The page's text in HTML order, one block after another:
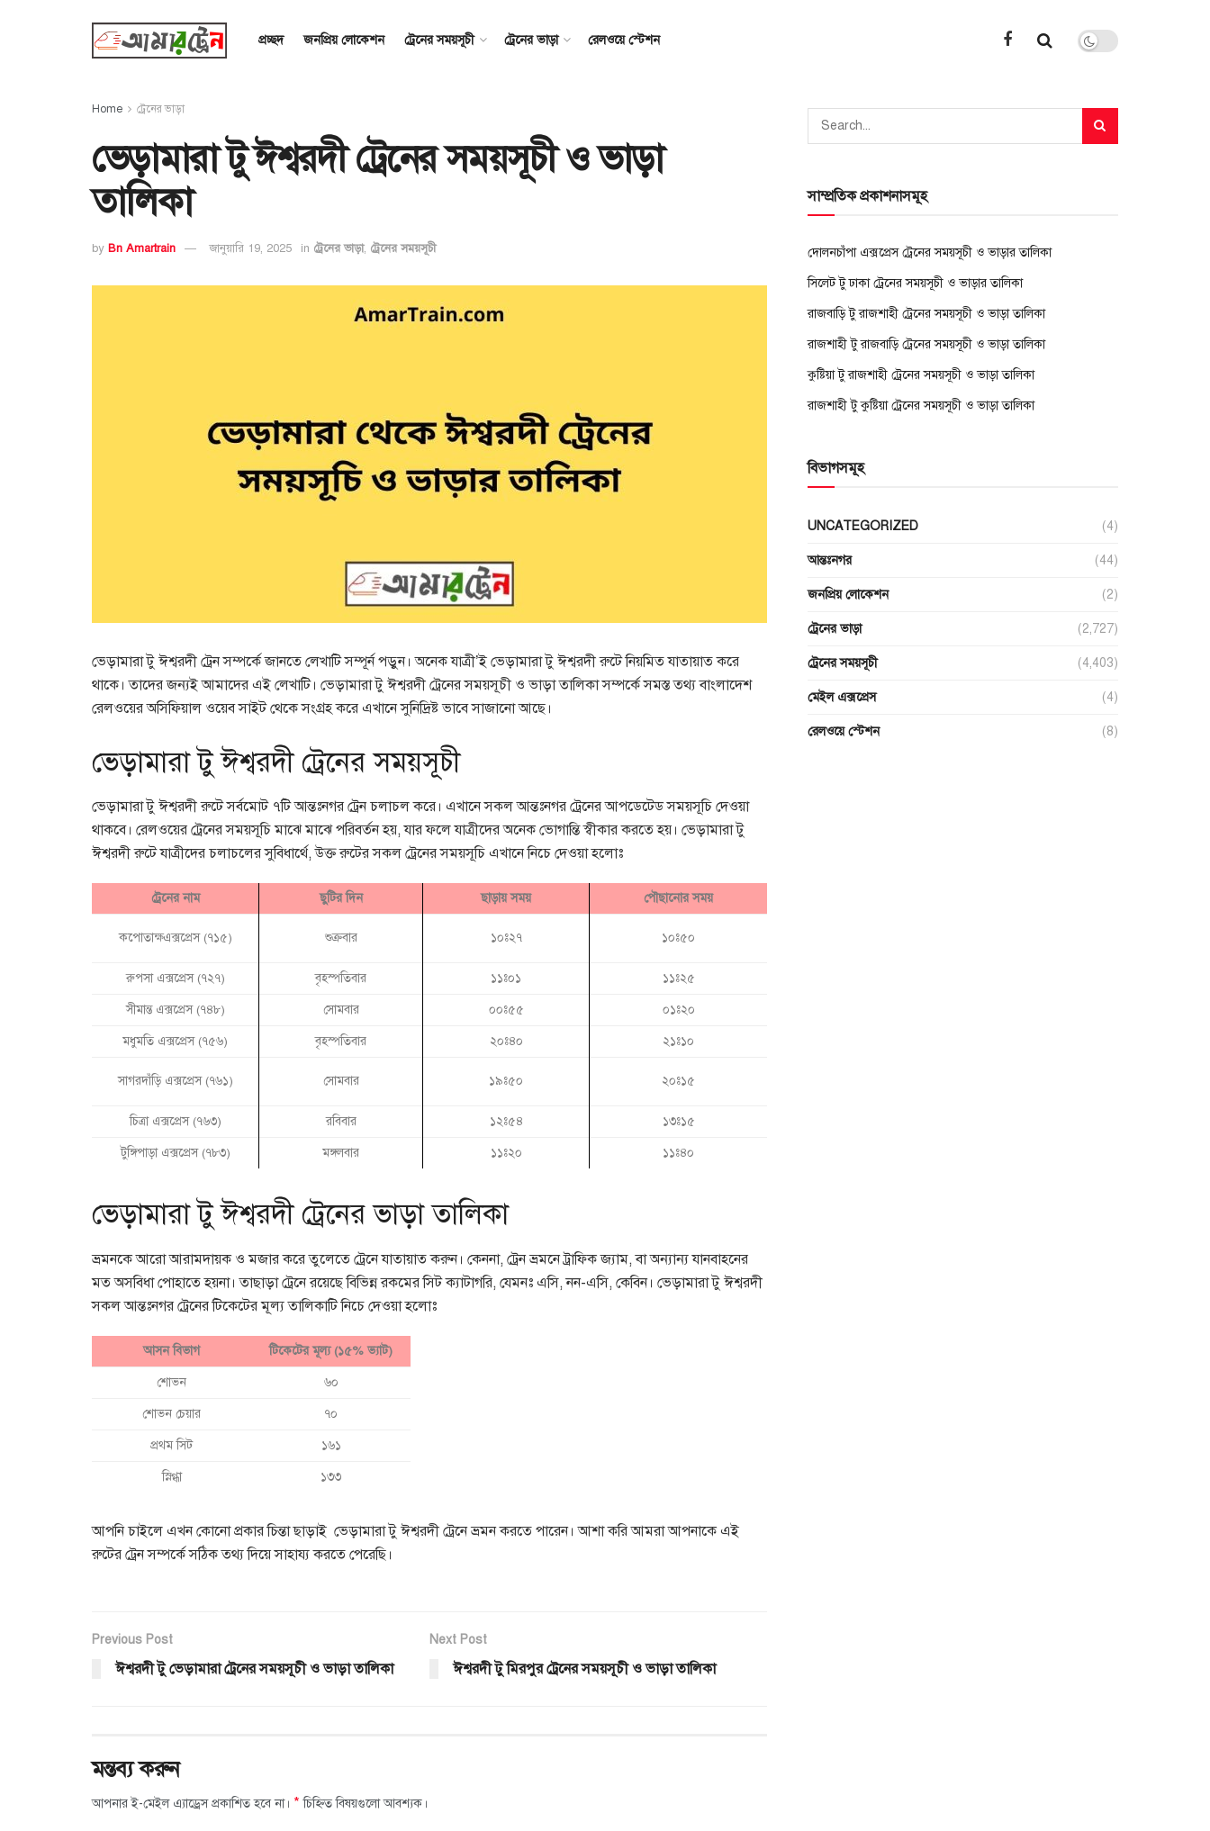
প্রচ্ছদ জনপ্রিয় লোকেশন ট্রেনের সময়সূচী ট্রেনের ভাড়া রেলওয়ে স্টেশন
Home ট্রেনের ভাড়া
ভেড়ামারা টু ঈশ্বরদী ট্রেনের সময়সূচী ও ভাড়া
তালিকা
by Bn Amartrain জানুয়ারি 19, 2025 in ট্রেনের ভাড়া, ট্রেনের সময়সূচী
ভেড়ামারা টু ঈশ্বরদী ট্রেন সম্পর্কে জানতে লেখাটি সম্পূর্ন পড়ুন। অনেক যাত্রী’ই ভেড়ামারা টু ঈশ্বরদী রুটে নিয়মিত যাতায়াত করে
থাকে। তাদের জন্যই আমাদের এই লেখাটি। ভেড়ামারা টু ঈশ্বরদী ট্রেনের সময়সূচী ও ভাড়া তালিকা সম্পর্কে সমস্ত তথ্য বাংলাদেশ
রেলওয়ের অসিফিয়াল ওয়েব সাইট থেকে সংগ্রহ করে এখানে সুনিদ্রিষ্ট ভাবে সাজানো আছে।
ভেড়ামারা টু ঈশ্বরদী ট্রেনের সময়সূচী
ভেড়ামারা টু ঈশ্বরদী রুটে সর্বমোট ৭টি আন্তঃনগর ট্রেন চলাচল করে। এখানে সকল আন্তঃনগর ট্রেনের আপডেটেড সময়সূচি দেওয়া
থাকবে। রেলওয়ের ট্রেনের সময়সূচি মাঝে মাঝে পরিবর্তন হয়, যার ফলে যাত্রীদের অনেক ভোগান্তি স্বীকার করতে হয়। ভেড়ামারা টু
ঈশ্বরদী রুটে যাত্রীদের চলাচলের সুবিধার্থে, উক্ত রুটের সকল ট্রেনের সময়সূচি এখানে নিচে দেওয়া হলোঃ
ট্রেনের নাম ছুটির দিন ছাড়ায় সময় পৌছানোর সময়
কপোতাক্ষএক্সপ্রেস (৭১৫) শুক্রবার ১০ঃ২৭ ১০ঃ৫০
রুপসা এক্সপ্রেস (৭২৭) বৃহস্পতিবার ১১ঃ০১ ১১ঃ২৫
সীমান্ত এক্সপ্রেস (৭৪৮) সোমবার ০০ঃ৫৫ ০১ঃ২০
মধুমতি এক্সপ্রেস (৭৫৬) বৃহস্পতিবার ২০ঃ৪০ ২১ঃ১০
সাগরদাঁড়ি এক্সপ্রেস (৭৬১) সোমবার ১৯ঃ৫০ ২০ঃ১৫
চিত্রা এক্সপ্রেস (৭৬৩) রবিবার ১২ঃ৫৪ ১৩ঃ১৫
টুঙ্গিপাড়া এক্সপ্রেস (৭৮৩) মঙ্গলবার ১১ঃ২০ ১১ঃ৪০
ভেড়ামারা টু ঈশ্বরদী ট্রেনের ভাড়া তালিকা
ভ্রমনকে আরো আরামদায়ক ও মজার করে তুলেতে ট্রেনে যাতায়াত করুন। কেননা, ট্রেন ভ্রমনে ট্রাফিক জ্যাম, বা অন্যান্য যানবাহনের
মত অসবিধা পোহাতে হয়না। তাছাড়া ট্রেনে রয়েছে বিভিন্ন রকমের সিট ক্যাটাগরি, যেমনঃ এসি, নন-এসি, কেবিন। ভেড়ামারা টু ঈশ্বরদী
সকল আন্তঃনগর ট্রেনের টিকেটের মূল্য তালিকাটি নিচে দেওয়া হলোঃ
আসন বিভাগ টিকেটের মূল্য (১৫% ভ্যাট)
শোভন ৬০
শোভন চেয়ার ৭০
প্রথম সিট ১৬১
স্নিগ্ধা ১৩৩
আপনি চাইলে এখন কোনো প্রকার চিন্তা ছাড়াই ভেড়ামারা টু ঈশ্বরদী ট্রেনে ভ্রমন করতে পারেন। আশা করি আমরা আপনাকে এই
রুটের ট্রেন সম্পর্কে সঠিক তথ্য দিয়ে সাহায্য করতে পেরেছি।
Previous Post
ঈশ্বরদী টু ভেড়ামারা ট্রেনের সময়সূচী ও ভাড়া তালিকা
Next Post
ঈশ্বরদী টু মিরপুর ট্রেনের সময়সূচী ও ভাড়া তালিকা
মন্তব্য করুন
আপনার ই-মেইল এ্যাড্রেস প্রকাশিত হবে না। * চিহ্নিত বিষয়গুলো আবশ্যক।
সাম্প্রতিক প্রকাশনাসমূহ
দোলনচাঁপা এক্সপ্রেস ট্রেনের সময়সূচী ও ভাড়ার তালিকা
সিলেট টু ঢাকা ট্রেনের সময়সূচী ও ভাড়ার তালিকা
রাজবাড়ি টু রাজশাহী ট্রেনের সময়সূচী ও ভাড়া তালিকা
রাজশাহী টু রাজবাড়ি ট্রেনের সময়সূচী ও ভাড়া তালিকা
কুষ্টিয়া টু রাজশাহী ট্রেনের সময়সূচী ও ভাড়া তালিকা
রাজশাহী টু কুষ্টিয়া ট্রেনের সময়সূচী ও ভাড়া তালিকা
বিভাগসমূহ
UNCATEGORIZED (4)
আন্তঃনগর (44)
জনপ্রিয় লোকেশন (2)
ট্রেনের ভাড়া (2,727)
ট্রেনের সময়সূচী (4,403)
মেইল এক্সপ্রেস (4)
রেলওয়ে স্টেশন (8)